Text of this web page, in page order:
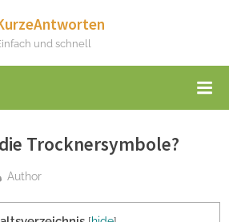
und schnell
Trocknersymbole?
By
Author